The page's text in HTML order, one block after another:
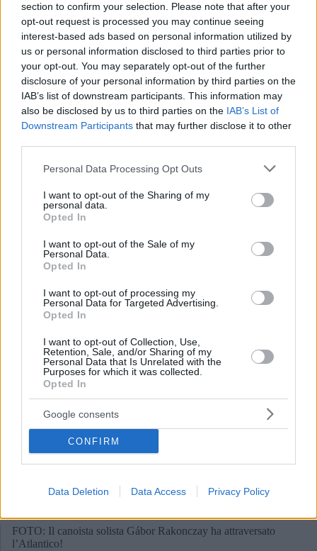
section to confirm your selection. Please note that after your
opt-out request is processed you may continue seeing
interest-based ads based on personal information utilized by
us or personal information disclosed to third parties prior to
your opt-out. You may separately opt-out of the further
disclosure of your personal information by third parties on the
IAB’s list of downstream participants. This information may
also be disclosed by us to third parties on the IAB’s List of
Downstream Participants that may further disclose it to other
Please note that this website/app uses one or more Google
not limited to your visit or usage behaviour. You may click to
grant or deny consent to Google and its third-party tags to
use your data for below specified purposes in below Google
consent section.
Personal Data Processing Opt Outs
I want to opt-out of the Sharing of my
personal data.
Opted In
I want to opt-out of the Sale of my
Personal Data.
Opted In
I want to opt-out of processing my
Personal Data for Targeted Advertising.
Opted In
I want to opt-out of Collection, Use,
Retention, Sale, and/or Sharing of my
Personal Data that Is Unrelated with the
Purposes for which it was collected.
Opted In
Google consents
CONFIRM
Data Deletion Data Access Privacy Policy
April 10, 2025
Senza precedenti: calciatore ungherese diventa allenatore
ad interim dell’RB Lipsia
FOTO: Il canoista solista Gábor Rakonczay ha attraversato
l’Atlantico!